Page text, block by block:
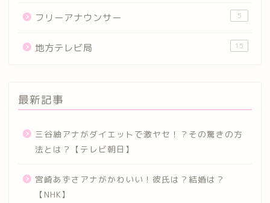
フリーアナウンサー 5
地方テレビ局 15
最新記事
三谷紬アナがダイエットで激ヤセ！？その驚きの方
法とは？【テレビ朝日】
宮崎あずさアナがかわいい！彼氏は？結婚は？
【NHK】